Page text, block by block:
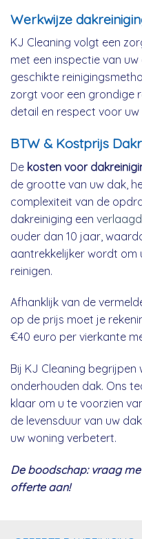
Werkwijze
KJ Cleaning volgt een
met een inspectie van
geschikte
zorgt voor een grondige
detail en respect voor uw
BTW & Kostprijs
De kosten voor
de grootte van uw dak,
complexiteit van de
dakreiniging een
ouder dan 10 jaar,
aantrekkelijker wordt om
reinigen.
Afhanklijk van de
op de prijs moet je
€40 euro per vierkante
Bij KJ Cleaning
onderhouden dak. Ons
klaar om u te voorzien
de levensduur van uw
uw woning verbetert.
De boodschap: vraag
offerte aan!